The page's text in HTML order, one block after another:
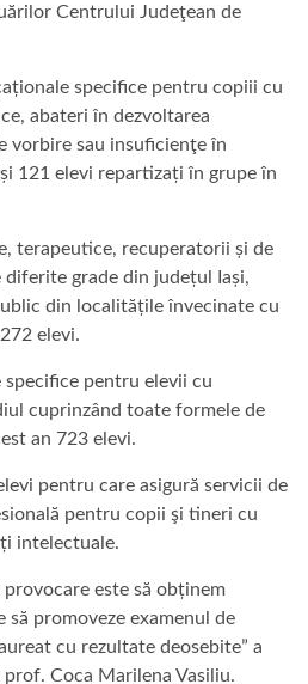
Centrului Judeţean de
specifice pentru copiii cu
abateri în dezvoltarea
vorbire sau insuficienţe în
121 elevi repartizați în grupe în
terapeutice, recuperatorii și de
grade din județul Iași,
din localitățile învecinate cu
elevi.
specifice pentru elevii cu
cuprinzând toate formele de
an 723 elevi.
pentru care asigură servicii de
pentru copii şi tineri cu
intelectuale.
este să obținem
promoveze examenul de
cu rezultate deosebite” a
Coca Marilena Vasiliu.